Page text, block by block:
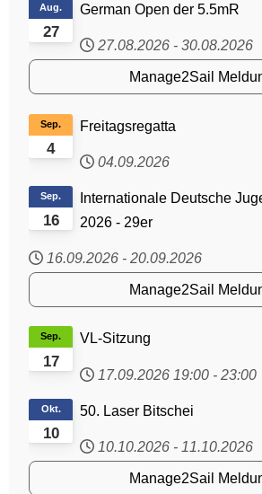
27
Aug. German Open der 5.5mR
27.08.2026 - 30.08.2026
Manage2Sail
4
Sep. Freitagsregatta
04.09.2026
16
Sep.
Internationale Deutsche
2026 - 29er
16.09.2026 - 20.09.2026
Manage2Sail
17
Sep. VL-Sitzung
17.09.2026 19:00 - 23:00
10
Okt. 50. Laser Bitschei
10.10.2026 - 11.10.2026
Manage2Sail